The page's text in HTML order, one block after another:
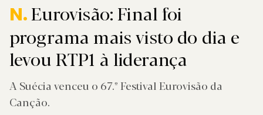
N.Eurovisão: Final foi
programa mais visto do dia e
levou RTP1 à liderança
A Suécia venceu o 67.º Festival Eurovisão da
Canção.